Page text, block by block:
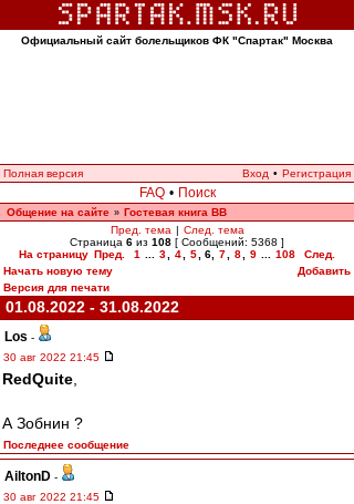
Официальный сайт болельщиков ФК "Спартак" Москва
Полная версия Вход • Регистрация
FAQ • Поиск
Общение на сайте » Гостевая книга ВВ
Пред. тема | След. тема
Страница 6 из 108 [ Сообщений: 5368 ]
На страницу Пред. 1 3 4 5 6 7 8 9 108
След.
Начать новую тему
Добавить
Версия для печати
01.08.2022 - 31.08.2022
Los -
30 авг 2022 21:45
RedQuite
А Зобнин ?
Последнее сообщение
AiltonD -
30 авг 2022 21:45